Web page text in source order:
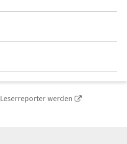
Leserreporter werden